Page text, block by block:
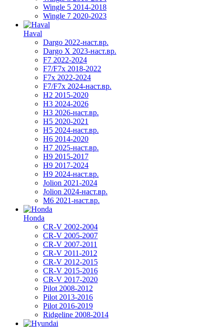
Wingle 5 2014-2018
Wingle 7 2020-2023
Haval
Dargo 2022-наст.вр.
Dargo X 2023-наст.вр.
F7 2022-2024
F7/F7x 2018-2022
F7x 2022-2024
F7/F7x 2024-наст.вр.
H2 2015-2020
H3 2024-2026
H3 2026-наст.вр.
H5 2020-2021
H5 2024-наст.вр.
H6 2014-2020
H7 2025-наст.вр.
H9 2015-2017
H9 2017-2024
H9 2024-наст.вр.
Jolion 2021-2024
Jolion 2024-наст.вр.
М6 2021-наст.вр.
Honda
CR-V 2002-2004
CR-V 2005-2007
CR-V 2007-2011
CR-V 2011-2012
CR-V 2012-2015
CR-V 2015-2016
CR-V 2017-2020
Pilot 2008-2012
Pilot 2013-2016
Pilot 2016-2019
Ridgeline 2008-2014